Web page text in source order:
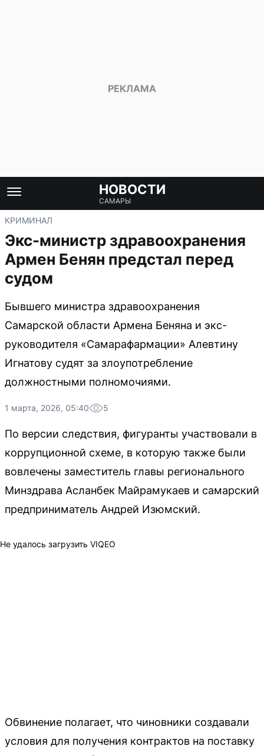
НОВОСТИ
САМАРЫ
КРИМИНАЛ
Экс-министр здравоохранения
Армен Бенян предстал перед
судом
Бывшего министра здравоохранения
Самарской области Армена Беняна и экс-
руководителя «Самарафармации» Алевтину
Игнатову судят за злоупотребление
должностными полномочиями.
1 марта, 2026, 05:40 5
По версии следствия, фигуранты участвовали в
коррупционной схеме, в которую также были
вовлечены заместитель главы регионального
Минздрава Асланбек Майрамукаев и самарский
предприниматель Андрей Изюмский.
Не удалось загрузить VIQEO
Обвинение полагает, что чиновники создавали
условия для получения контрактов на поставку